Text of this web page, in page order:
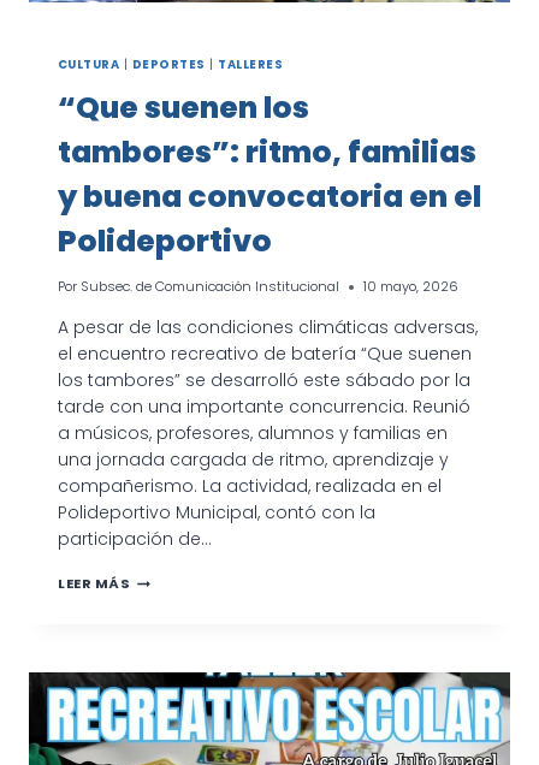
CULTURA DEPORTES TALLERES
“Que suenen los
tambores”: ritmo, familias
y buena convocatoria en el
Polideportivo
Por Subsec. de Comunicación Institucional 10 mayo, 2026
A pesar de las condiciones climáticas adversas,
el encuentro recreativo de batería “Que suenen
los tambores” se desarrolló este sábado por la
tarde con una importante concurrencia. Reunió
a músicos, profesores, alumnos y familias en
una jornada cargada de ritmo, aprendizaje y
compañerismo. La actividad, realizada en el
Polideportivo Municipal, contó con la
participación de…
LEER MÁS “QUE
FAMILIAS
Y
BUENA
CONVOCATORIA